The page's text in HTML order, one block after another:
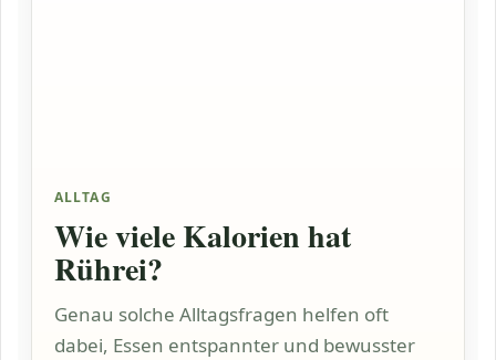
ALLTAG
Wie viele Kalorien hat
Rührei?
Genau solche Alltagsfragen helfen oft
dabei, Essen entspannter und bewusster